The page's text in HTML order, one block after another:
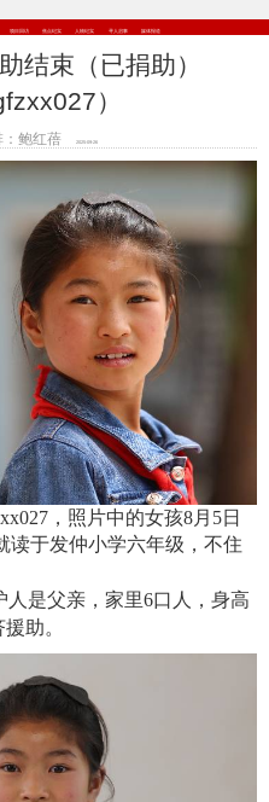
项目回访 焦点纪实 人物纪实 寻人启事 媒体报道
结束（已捐助）
）
鲍红蓓 2025-09-26
数
，照片中的女孩8月5日
读于发仲小学六年级 ，不住
人是父亲，家里6口人，身高
援助。